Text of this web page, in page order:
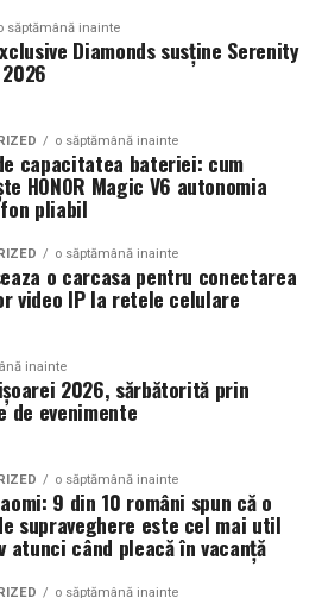
si utilizare reala
auto din Cluj este
care nu sunt doar proiecte de
zilnic. Proprietarii acestora
permita sa participe la
complet confortul sau
publice.
alese trebuie sa ofere un
functionalitate. Multi pasionati
care arata bine la show, dar
conditii reale de trafic,
sezon.
anvelopa la evenimentele din
vremea poate fi imprevizibila,
includ atat zone urbane,
colinare. O masina pregatita
săptămână inainte
Diamonds susține Serenity
o săptămână inainte
capacitatea bateriei: cum
HONOR Magic V6 autonomia
pliabil
o săptămână inainte
o carcasa pentru conectarea
video IP la retele celulare
inainte
2026, sărbătorită prin
de evenimente
o săptămână inainte
9 din 10 români spun că o
supraveghere este cel mai util
atunci când pleacă în vacanță
o săptămână inainte